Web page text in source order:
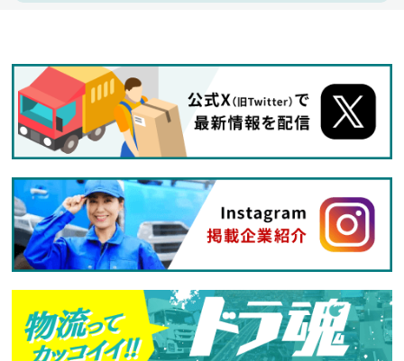
式会社ランテック】でのお仕事ですが、応募はドラ
ピタエージェントを通じてのご紹介になります！